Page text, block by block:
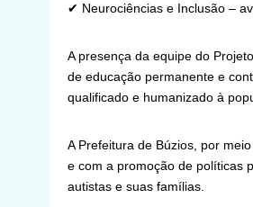
✔ Neurociências e Inclusão –
A presença da equipe do
de educação permanente e
qualificado e humanizado à
A Prefeitura de Búzios, por
e com a promoção de políticas
autistas e suas famílias.